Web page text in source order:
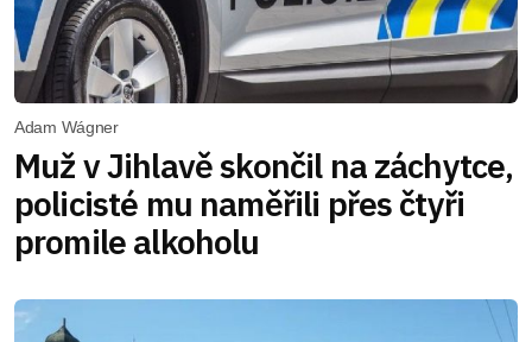
Adam Wágner
Muž v Jihlavě skončil na záchytce,
policisté mu naměřili přes čtyři
promile alkoholu